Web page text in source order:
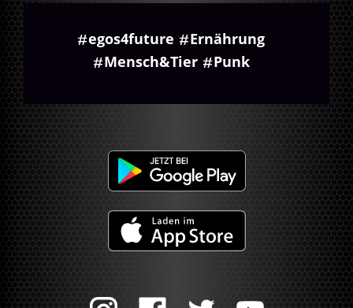
egos4future
Ernährung
Mensch&Tier
Punk